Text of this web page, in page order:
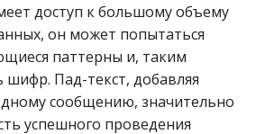
доступ к большому объему
он может попытаться
паттерны и, таким
Пад-текст, добавляя
сообщению, значительно
успешного проведения